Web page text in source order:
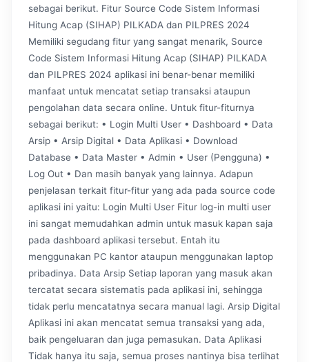
sebagai berikut. Fitur Source Code Sistem Informasi
Hitung Acap (SIHAP) PILKADA dan PILPRES 2024
Memiliki segudang fitur yang sangat menarik, Source
Code Sistem Informasi Hitung Acap (SIHAP) PILKADA
dan PILPRES 2024 aplikasi ini benar-benar memiliki
manfaat untuk mencatat setiap transaksi ataupun
pengolahan data secara online. Untuk fitur-fiturnya
sebagai berikut: • Login Multi User • Dashboard • Data
Arsip • Arsip Digital • Data Aplikasi • Download
Database • Data Master • Admin • User (Pengguna) •
Log Out • Dan masih banyak yang lainnya. Adapun
penjelasan terkait fitur-fitur yang ada pada source code
aplikasi ini yaitu: Login Multi User Fitur log-in multi user
ini sangat memudahkan admin untuk masuk kapan saja
pada dashboard aplikasi tersebut. Entah itu
menggunakan PC kantor ataupun menggunakan laptop
pribadinya. Data Arsip Setiap laporan yang masuk akan
tercatat secara sistematis pada aplikasi ini, sehingga
tidak perlu mencatatnya secara manual lagi. Arsip Digital
Aplikasi ini akan mencatat semua transaksi yang ada,
baik pengeluaran dan juga pemasukan. Data Aplikasi
Tidak hanya itu saja, semua proses nantinya bisa terlihat